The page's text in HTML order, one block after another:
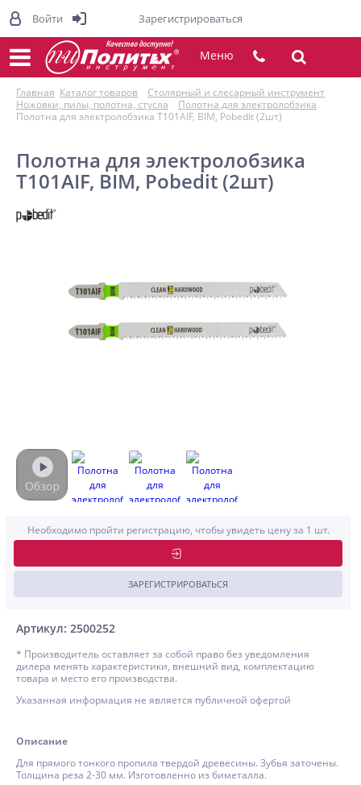
Меню
Главная Каталог товаров
Столярный и слесарный инструмент
Ножовки, пилы, полотна, стусла
Полотна для электролобзика
Полотна для электролобзика T101AIF, BIM, Pobedit (2шт)
Полотна для электролобзика
T101AIF, BIM, Pobedit (2шт)
Артикул: 2500252
Необходимо пройти регистрацию, чтобы увидеть цену за 1 шт.
ЗАРЕГИСТРИРОВАТЬСЯ
* Производитель оставляет за собой право без уведомления
дилера менять характеристики, внешний вид, комплектацию
товара и место его производства.
Указанная информация не является публичной офертой
Описание
Для прямого тонкого пропила твердой древесины. Зубья заточены.
Толщина реза 2-30 мм. Изготовленно из биметалла.
Войти Зарегистрироваться